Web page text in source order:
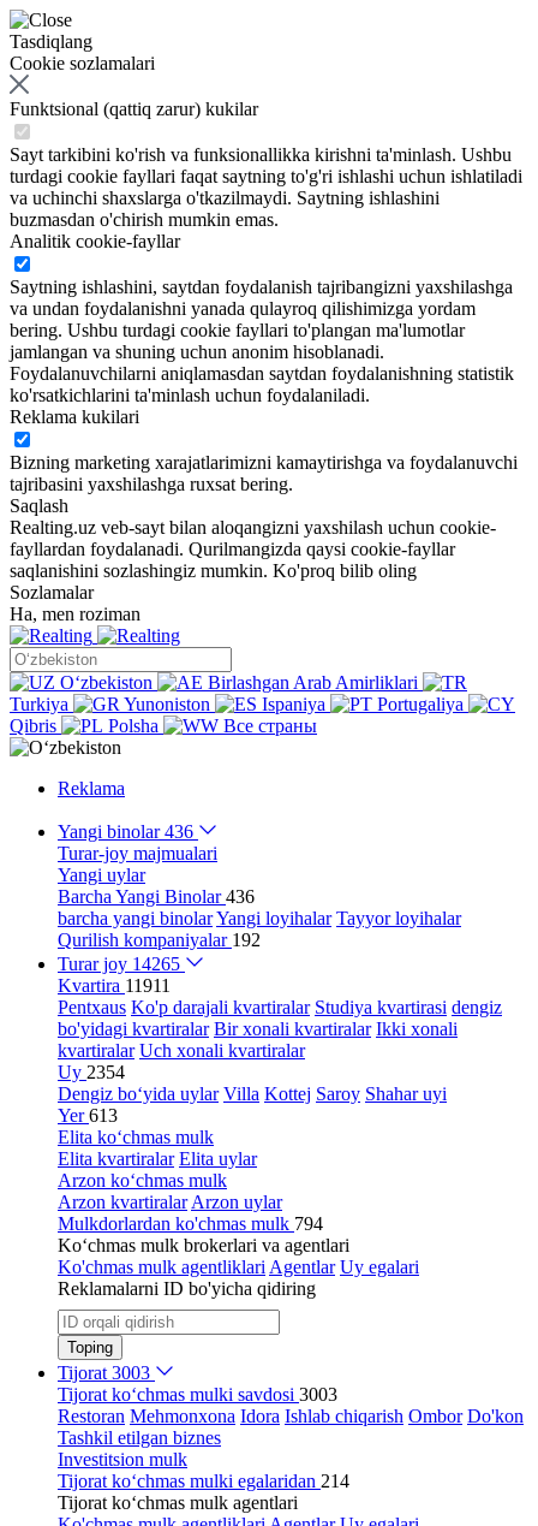
Tasdiqlang
Cookie sozlamalari
Funktsional (qattiq zarur) kukilar
Sayt tarkibini ko'rish va funksionallikka kirishni ta'minlash. Ushbu
turdagi cookie fayllari faqat saytning to'g'ri ishlashi uchun ishlatiladi
va uchinchi shaxslarga o'tkazilmaydi. Saytning ishlashini
buzmasdan o'chirish mumkin emas.
Analitik cookie-fayllar
Saytning ishlashini, saytdan foydalanish tajribangizni yaxshilashga
va undan foydalanishni yanada qulayroq qilishimizga yordam
bering. Ushbu turdagi cookie fayllari to'plangan ma'lumotlar
jamlangan va shuning uchun anonim hisoblanadi.
Foydalanuvchilarni aniqlamasdan saytdan foydalanishning statistik
ko'rsatkichlarini ta'minlash uchun foydalaniladi.
Reklama kukilari
Bizning marketing xarajatlarimizni kamaytirishga va foydalanuvchi
tajribasini yaxshilashga ruxsat bering.
Saqlash
Realting.uz veb-sayt bilan aloqangizni yaxshilash uchun cookie-
fayllardan foydalanadi. Qurilmangizda qaysi cookie-fayllar
saqlanishini sozlashingiz mumkin. Ko'proq bilib oling
Sozlamalar
Ha, men roziman
Oʻzbekiston
Birlashgan Arab Amirliklari
Turkiya
Yunoniston Ispaniya
Portugaliya
Qibris
Polsha Все страны
Reklama
Yangi binolar436
Turar-joy majmualari
Yangi uylar
Barcha Yangi Binolar436
barcha yangi binolarYangi loyihalar Tayyor loyihalar
Qurilish kompaniyalar 192
Turar joy 14265
Kvartira 11911
Pentxaus Ko'p darajali kvartiralar Studiya kvartirasi dengiz
bo'yidagi kvartiralar Bir xonali kvartiralar Ikki xonali
kvartiralar Uch xonali kvartiralar
Uy 2354
Dengiz bo‘yida uylar Villa Kottej Saroy Shahar uyi
Yer613
Elita ko‘chmas mulk
Elita kvartiralar Elita uylar
Arzon ko‘chmas mulk
Arzon kvartiralar Arzon uylar
Mulkdorlardan ko'chmas mulk 794
Ko‘chmas mulk brokerlari va agentlari
Ko'chmas mulk agentliklari Agentlar Uy egalari
Reklamalarni ID bo'yicha qidiring
Toping
Tijorat 3003
Tijorat ko‘chmas mulki savdosi 3003
Restoran Mehmonxona Idora Ishlab chiqarish Ombor Do'kon
Tashkil etilgan biznes
Investitsion mulk
Tijorat ko‘chmas mulki egalaridan 214
Tijorat ko‘chmas mulk agentlari